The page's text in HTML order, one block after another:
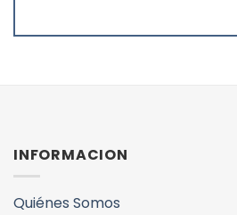
INFORMACION
Quiénes Somos